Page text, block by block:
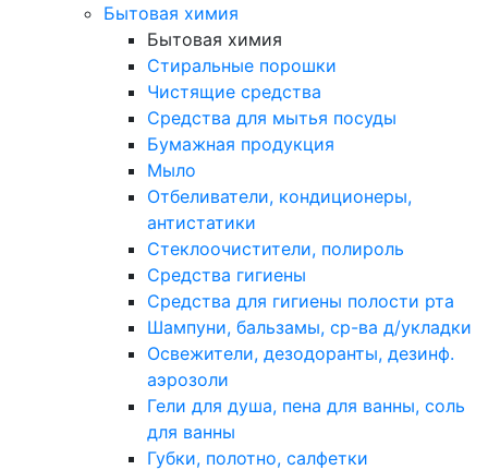
Бытовая химия
Бытовая химия
Стиральные порошки
Чистящие средства
Средства для мытья посуды
Бумажная продукция
Мыло
Отбеливатели, кондиционеры,
антистатики
Стеклоочистители, полироль
Средства гигиены
Средства для гигиены полости рта
Шампуни, бальзамы, ср-ва д/укладки
Освежители, дезодоранты, дезинф.
аэрозоли
Гели для душа, пена для ванны, соль
для ванны
Губки, полотно, салфетки